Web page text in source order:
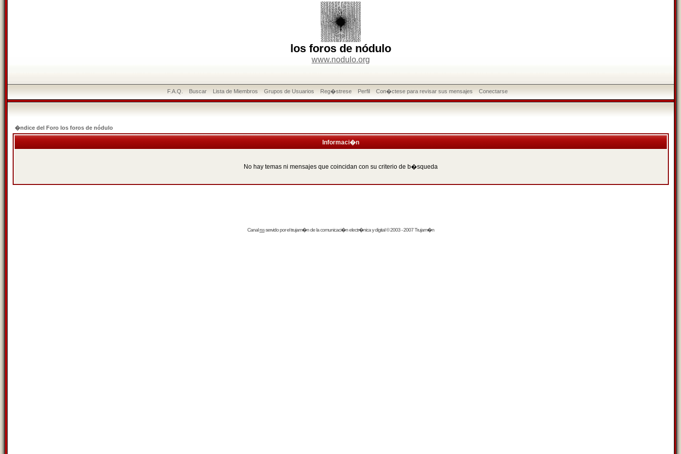
los foros de nódulo
www.nodulo.org
F.A.Q. Buscar Lista de Miembros Grupos de Usuarios Reg�strese Perfil Con�ctese para revisar sus mensajes Conectarse
�ndice del Foro los foros de nódulo
Informaci�n
No hay temas ni mensajes que coincidan con su criterio de b�squeda
Canalrssservido por eltrujam�nde la comunicaci�n electr�nica y digital © 2003 - 2007 Trujam�n